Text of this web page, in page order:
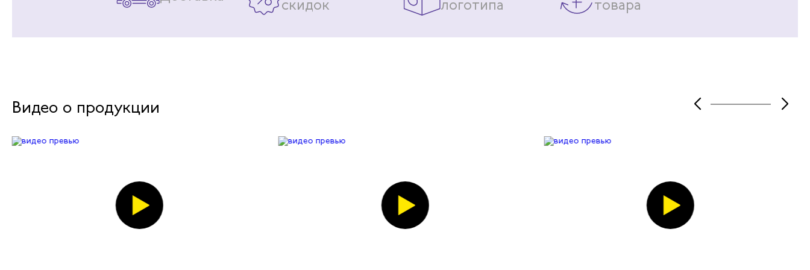
скидок логотипа товара
Видео о продукции